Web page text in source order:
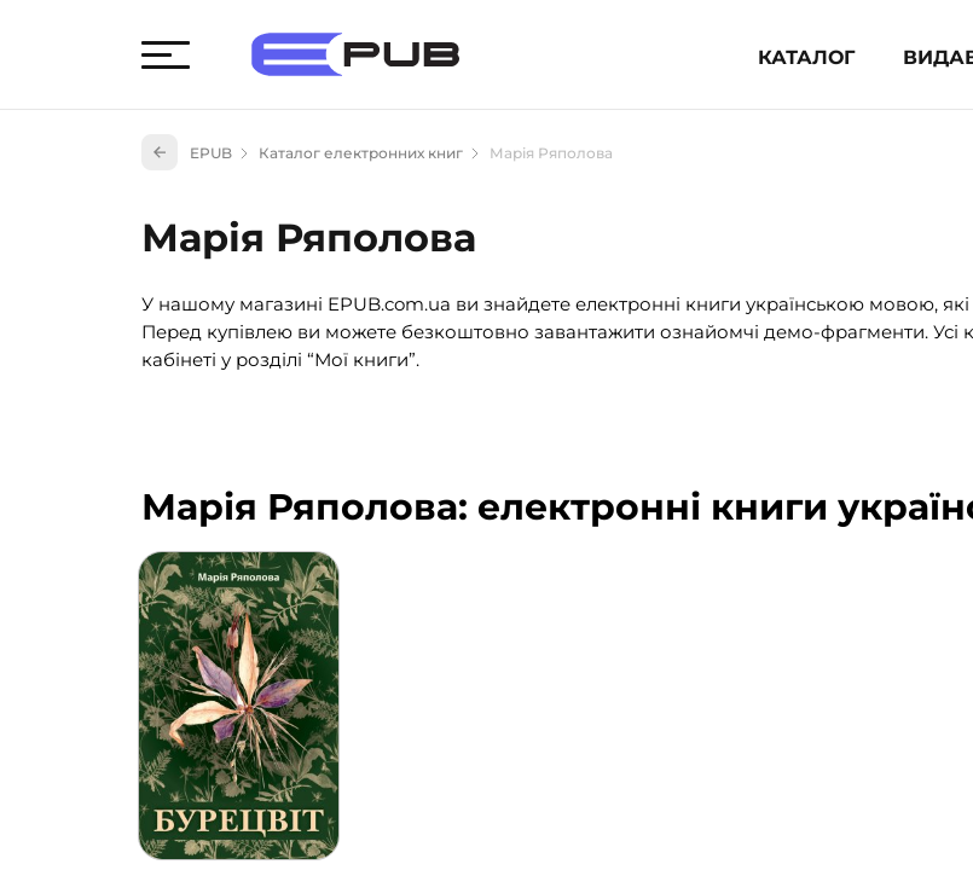
КАТАЛОГ
Художня література (1854)
(527)
EPUB Каталог електронних книг Марія Ряполова
Марія Ряполова
У нашому магазині EPUB.com.ua ви знайдете електронні книги українською мовою,
Перед купівлею ви можете безкоштовно завантажити ознайомчі демо-фрагменти. Усі
кабінеті у розділі “Мої книги”.
Марія Ряполова: електронні книги